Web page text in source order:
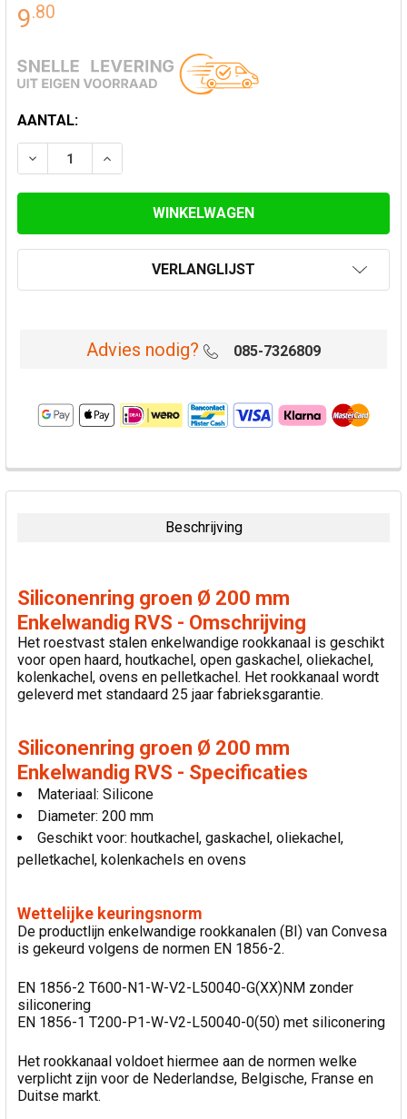
9.80
HUIDIGE
VOORRAAD:
AANTAL:
VERLAAG AANTAL VAN SILICONENRING GROEN Ø 200
VERHOOG AANTAL VAN SILICONENRING
VERLANGLIJST
Advies nodig? 085-7326809
VAAK
SAMEN
VOEG
GESELECTEERDE
TOE AAN
WINKELWAGEN
Beschrijving
Siliconenring groen Ø 200 mm
Enkelwandig RVS - Omschrijving
Het roestvast stalen enkelwandige rookkanaal is geschikt
voor open haard, houtkachel, open gaskachel, oliekachel,
kolenkachel, ovens en pelletkachel. Het rookkanaal wordt
geleverd met standaard 25 jaar fabrieksgarantie.
Siliconenring groen Ø 200 mm
Enkelwandig RVS - Specificaties
Materiaal: Silicone
Diameter: 200 mm
Geschikt voor: houtkachel, gaskachel, oliekachel,
pelletkachel, kolenkachels en ovens
Wettelijke keuringsnorm
De productlijn enkelwandige rookkanalen (BI) van Convesa
is gekeurd volgens de normen EN 1856-2.
EN 1856-2 T600-N1-W-V2-L50040-G(XX)NM zonder
siliconering
EN 1856-1 T200-P1-W-V2-L50040-0(50) met siliconering
Het rookkanaal voldoet hiermee aan de normen welke
verplicht zijn voor de Nederlandse, Belgische, Franse en
Duitse markt.